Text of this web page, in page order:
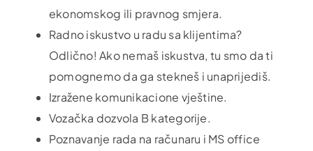
ekonomskog ili pravnog smjera.
Radno iskustvo u radu sa klijentima?
Odlično! Ako nemaš iskustva, tu smo da ti
pomognemo da ga stekneš i unaprijediš.
Izražene komunikacione vještine.
Vozačka dozvola B kategorije.
Poznavanje rada na računaru i MS office